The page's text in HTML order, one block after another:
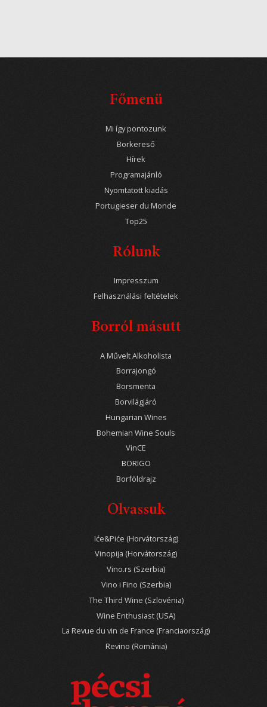
Főmenü
Mi így pontozunk
Borkereső
Hírek
Programajánló
Nyomtatott kiadás
Portugieser du Monde
Top25
Rólunk
Impresszum
Felhasználási feltételek
Borról másutt
A Művelt Alkoholista
Borrajongó
Borsmenta
Borvilágjáró
Hungarian Wines
Bohemian Wine Souls
VinCE
BORIGO
Borföldrajz
Olvassuk
Iće&Piće (Horvátország)
Vinopija (Horvátország)
Vino.rs (Szerbia)
Vino i Fino (Szerbia)
The Third Wine (Szlovénia)
Wine Enthusiast (USA)
La Revue du vin de France (Franciaország)
Revino (Románia)